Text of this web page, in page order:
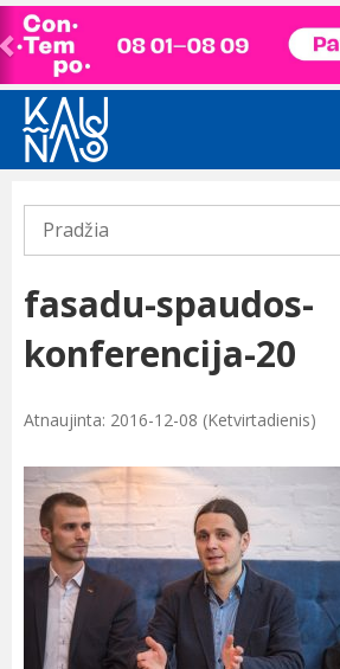
Previous
Pradžia
fasadu-spaudos-
konferencija-20
Atnaujinta: 2016-12-08 (Ketvirtadienis)